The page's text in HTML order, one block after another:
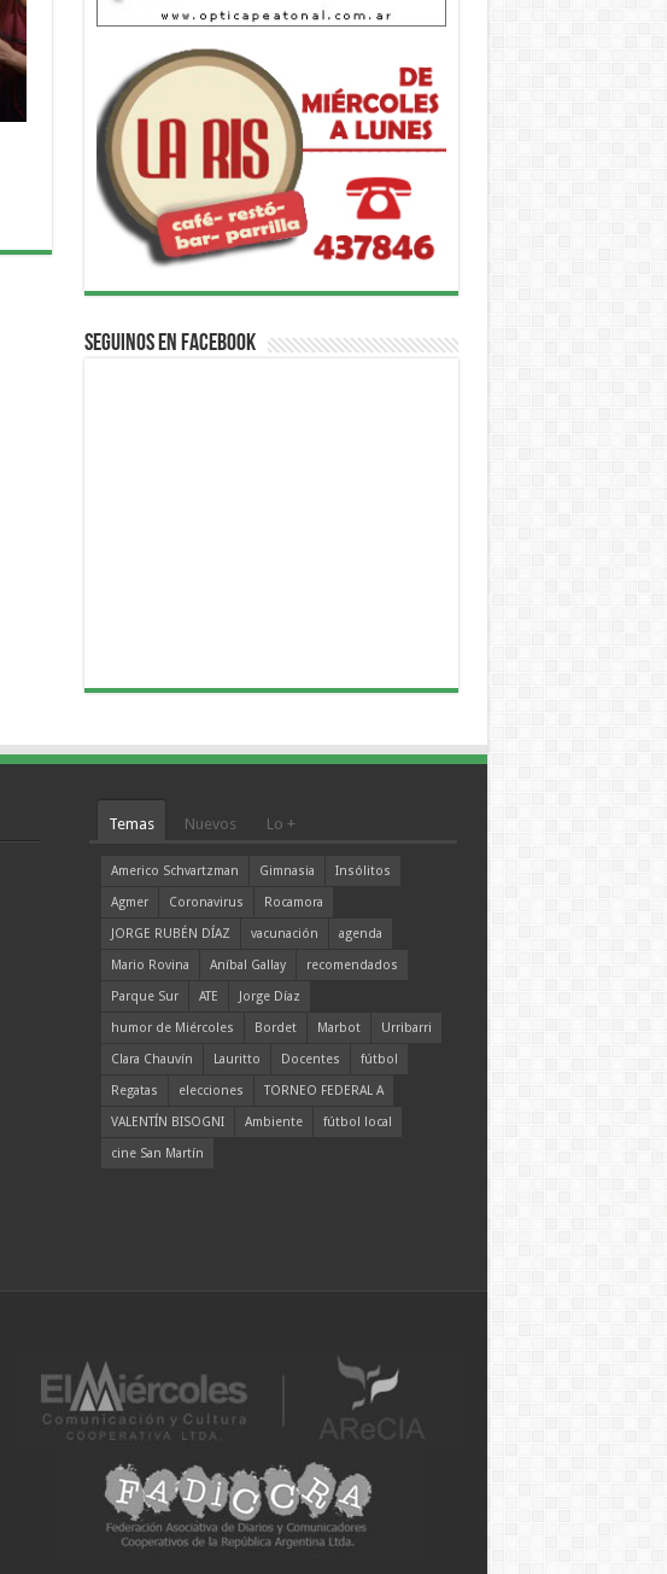
Seguinos en Facebook
Temas Nuevos Lo +
Americo Schvartzman Gimnasia
Insólitos
Agmer
Coronavirus
Rocamora
JORGE RUBÉN DÍAZ
vacunación
agenda
Mario Rovina
Aníbal Gallay
recomendados
Parque Sur
ATE
Jorge Díaz
humor de Miércoles
Bordet Marbot
Urribarri
Clara Chauvín
Lauritto Docentes
fútbol
Regatas
elecciones
TORNEO FEDERAL A
VALENTÍN BISOGNI
Ambiente
fútbol local
cine San Martín